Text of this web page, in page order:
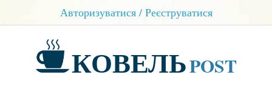
Авторизуватися / Реєструватися
КОВЕЛЬPOST